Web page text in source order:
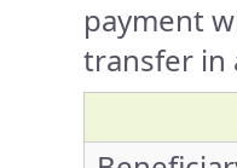
payment
transfer in